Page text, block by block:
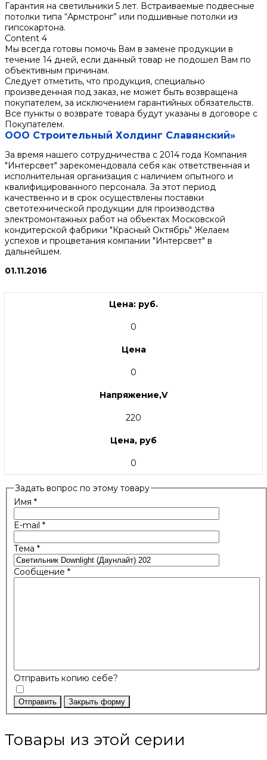
Гарантия на светильники 5 лет. Встраиваемые подвесные
потолки типа “Армстронг” или подшивные потолки из
гипсокартона.
Content 4
Мы всегда готовы помочь Вам в замене продукции в
течение 14 дней, если данный товар не подошел Вам по
объективным причинам.
Следует отметить, что продукция, специально
произведенная под заказ, не может быть возвращена
покупателем, за исключением гарантийных обязательств.
Все пункты о возврате товара будут указаны в договоре с
Покупателем.
ООО Строительный Холдинг Славянский»
За время нашего сотрудничества с 2014 года Компания
"Интерсвет" зарекомендовала себя как ответственная и
исполнительная организация с наличием опытного и
квалифицированного персонала. За этот период
качественно и в срок осуществлены поставки
светотехнической продукции для производства
электромонтажных работ на объектах Московской
кондитерской фабрики "Красный Октябрь" Желаем
успехов и процветания компании "Интерсвет" в
дальнейшем.
01.11.2016
Цена: руб.
0
Цена
0
Напряжение,V
220
Цена, руб
0
Задать вопрос по этому товару
Имя *
E-mail *
Тема *
Сообщение *
Отправить копию себе?
Отправить Закрыть форму
Товары из этой серии